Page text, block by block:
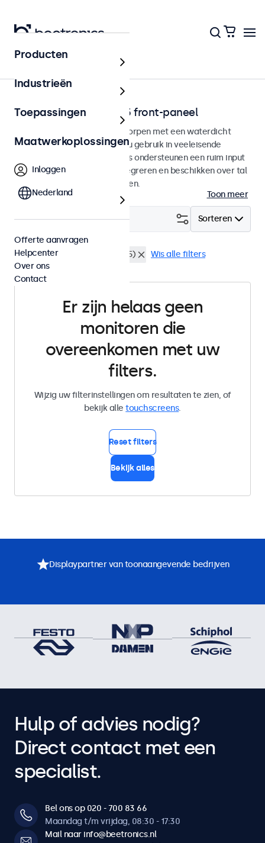
Home
Touchscreens met IP65 front-paneel
Touchscreen monitoren ontworpen met een waterdicht
IP65-front paneel voor continu gebruik in veeleisende
omgevingen. De touchscreens ondersteunen een ruim input
voltage, zijn eenvoudig te integreren en beschikken over tal
van configuratie mogelijkheden.
Toon meer
Sorteren
Filter (0)
RCA video Waterdicht (IP65) Wis alle filters
Er zijn helaas geen
monitoren die
overeenkomen met uw
filters.
Wijzig uw filterinstellingen om resultaten te zien, of
bekijk alletouchscreens.
Reset filters
Bekijk alles
Producten
Industrieën
Toepassingen
Maatwerkoplossingen
Inloggen
Nederland
Offerte aanvragen
Helpcenter
Over ons
Contact
Displaypartner van toonaangevende bedrijven
Hulp of advies nodig?
Direct contact met een
specialist.
Bel ons op 020 - 700 83 66
Maandag t/m vrijdag, 08:30 - 17:30
Mail naar info@beetronics.nl